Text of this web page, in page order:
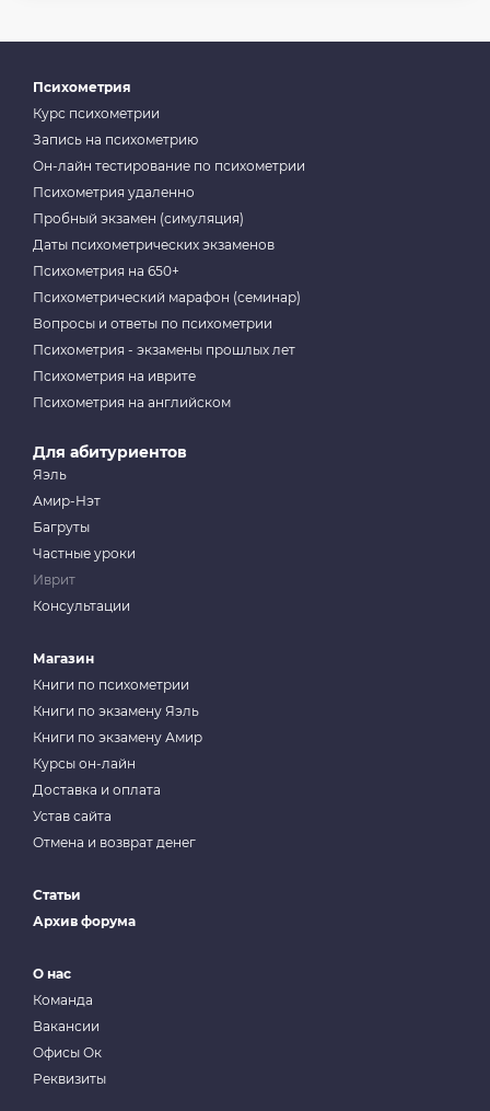
Психометрия
Курс психометрии
Запись на психометрию
Он-лайн тестирование по психометрии
Психометрия удаленно
Пробный экзамен (симуляция)
Даты психометрических экзаменов
Психометрия на 650+
Психометрический марафон (семинар)
Вопросы и ответы по психометрии
Психометрия - экзамены прошлых лет
Психометрия на иврите
Психометрия на английском
Для абитуриентов
Яэль
Амир-Нэт
Багруты
Частные уроки
Иврит
Консультации
Магазин
Книги по психометрии
Книги по экзамену Яэль
Книги по экзамену Амир
Курсы он-лайн
Доставка и оплата
Устав сайта
Отмена и возврат денег
Статьи
Архив форума
О нас
Команда
Вакансии
Офисы Ок
Реквизиты